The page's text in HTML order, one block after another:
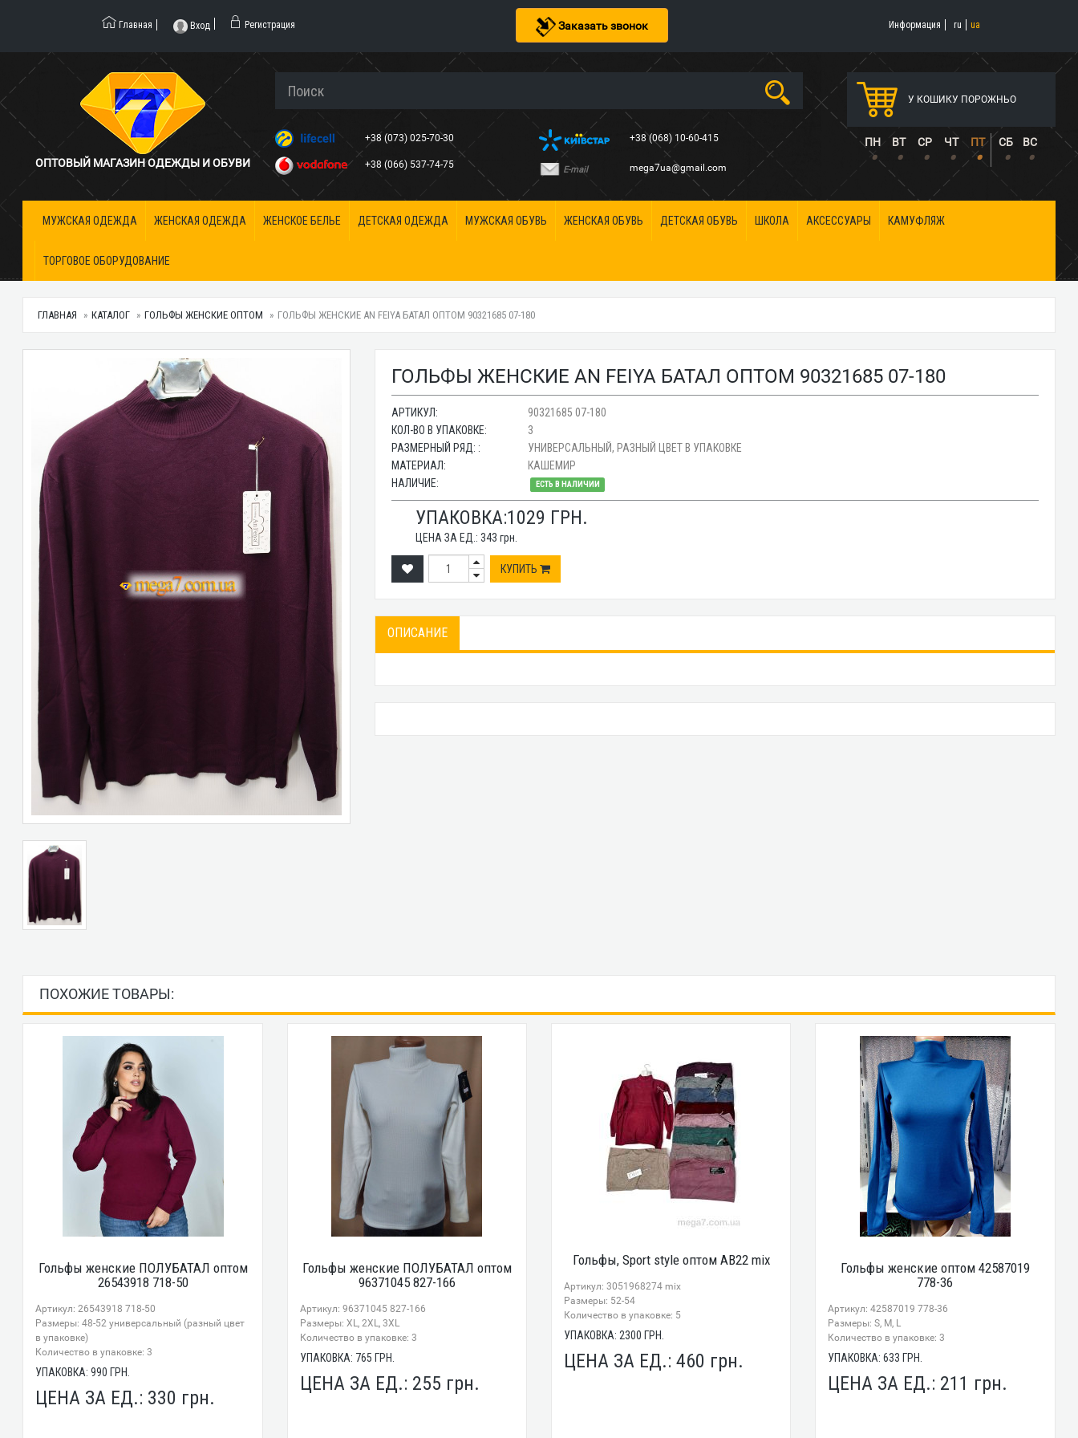
Заказать звонок
Главная Вход Регистрация Информация ru ua
ОПТОВЫЙ МАГАЗИН ОДЕЖДЫ И ОБУВИ
+38 (073) 025-70-30
+38 (066) 537-74-75
+38 (068) 10-60-415
E-mail mega7ua@gmail.com
У КОШИКУ ПОРОЖНЬО
ПН ВТ СР ЧТ ПТ СБ ВС
• • • • • • •
МУЖСКАЯ ОДЕЖДА ЖЕНСКАЯ ОДЕЖДА ЖЕНСКОЕ БЕЛЬЕ ДЕТСКАЯ ОДЕЖДА МУЖСКАЯ ОБУВЬ ЖЕНСКАЯ ОБУВЬ ДЕТСКАЯ ОБУВЬ ШКОЛА АКСЕССУАРЫ КАМУФЛЯЖ
ТОРГОВОЕ ОБОРУДОВАНИЕ
ГЛАВНАЯ КАТАЛОГ ГОЛЬФЫ ЖЕНСКИЕ ОПТОМ ГОЛЬФЫ ЖЕНСКИЕ AN FEIYA БАТАЛ ОПТОМ 90321685 07-180
ГОЛЬФЫ ЖЕНСКИЕ AN FEIYA БАТАЛ ОПТОМ 90321685 07-180
АРТИКУЛ:
90321685 07-180
КОЛ-ВО В УПАКОВКЕ:
3
РАЗМЕРНЫЙ РЯД: :
УНИВЕРСАЛЬНЫЙ, РАЗНЫЙ ЦВЕТ В УПАКОВКЕ
МАТЕРИАЛ:
КАШЕМИР
НАЛИЧИЕ:
ЕСТЬ В НАЛИЧИИ
УПАКОВКА:1029 ГРН.
ЦЕНА ЗА ЕД.:343 грн.
КУПИТЬ
ОПИСАНИЕ
ПОХОЖИЕ ТОВАРЫ:
Гольфы женские ПОЛУБАТАЛ оптом
26543918 718-50
Артикул: 26543918 718-50
Размеры: 48-52 универсальный (разный цвет
в упаковке)
Количество в упаковке: 3
УПАКОВКА:990 ГРН.
ЦЕНА ЗА ЕД.: 330 грн.
Гольфы женские ПОЛУБАТАЛ оптом
96371045 827-166
Артикул: 96371045 827-166
Размеры: XL, 2XL, 3XL
Количество в упаковке: 3
УПАКОВКА: 765 ГРН.
ЦЕНА ЗА ЕД.: 255 грн.
Гольфы, Sport style оптом AB22 mix
Артикул: 3051968274 mix
Размеры: 52-54
Количество в упаковке: 5
УПАКОВКА: 2300 ГРН.
ЦЕНА ЗА ЕД.: 460 грн.
Гольфы женские оптом 42587019
778-36
Артикул: 42587019 778-36
Размеры: S, M, L
Количество в упаковке: 3
УПАКОВКА:633 ГРН.
ЦЕНА ЗА ЕД.: 211 грн.